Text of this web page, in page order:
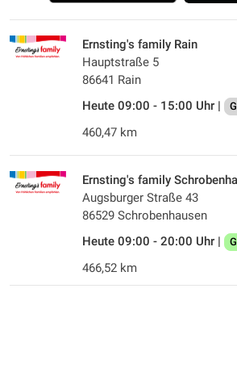
Ernsting's family Rain
Hauptstraße 5
86641 Rain
Heute 09:00 - 15:00 Uhr |
460,47 km
Ernsting's family
Augsburger Straße 43
86529 Schrobenhausen
Heute 09:00 - 20:00 Uhr |
466,52 km